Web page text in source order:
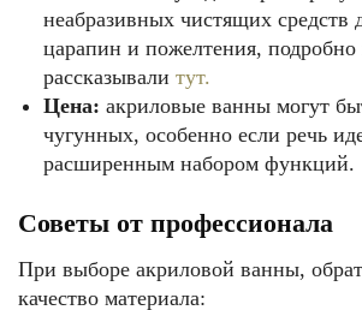
неабразивных чистящих средств
царапин и пожелтения,
рассказывали тут.
Цена: акриловые ванны могут
чугунных, особенно если речь
расширенным набором функций.
Советы от профессионала
При выборе акриловой ванны,
качество материала: